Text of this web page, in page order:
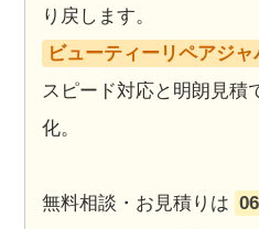
り戻します。
ビューティーリペアジャ
スピード対応と明朗見積
化。
無料相談・お見積りは